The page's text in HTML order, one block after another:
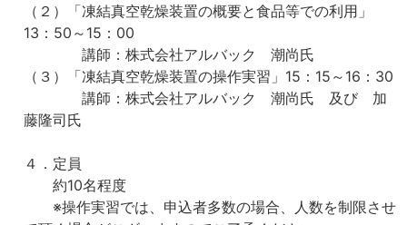
（２）「凍結真空乾燥装置の概要と食品等での利用」
13：50～15：00
講師：株式会社アルバック 潮尚氏
（３）「凍結真空乾燥装置の操作実習」15：15～16：30
講師：株式会社アルバック 潮尚氏 及び 加
藤隆司氏
４．定員
約10名程度
※操作実習では、申込者多数の場合、人数を制限させ